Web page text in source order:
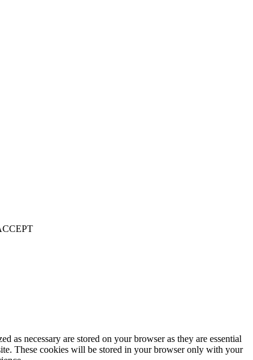
as necessary are stored on your browser as they are essential
These cookies will be stored in your browser only with your